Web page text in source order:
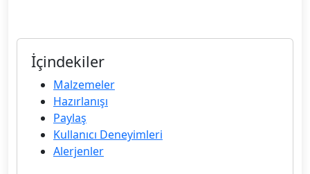
İçindekiler
Malzemeler
Hazırlanışı
Paylaş
Kullanıcı Deneyimleri
Alerjenler